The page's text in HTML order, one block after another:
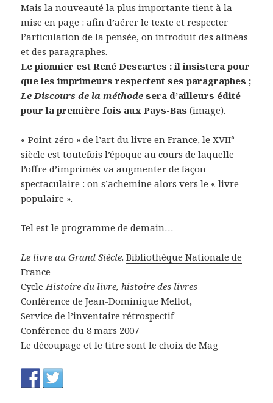
Mais la nouveauté la plus importante tient à la
mise en page : afin d’aérer le texte et respecter
l’articulation de la pensée, on introduit des alinéas
et des paragraphes.
Le pionnier est René Descartes : il insistera pour
que les imprimeurs respectent ses paragraphes ;
Le Discours de la méthode sera d’ailleurs édité
pour la première fois aux Pays-Bas (image).
« Point zéro » de l’art du livre en France, le XVII°
siècle est toutefois l’époque au cours de laquelle
l’offre d’imprimés va augmenter de façon
spectaculaire : on s’achemine alors vers le « livre
populaire ».
Tel est le programme de demain…
Le livre au Grand Siècle.Bibliothèque Nationale de
France
CycleHistoire du livre, histoire des livres
Conférence de Jean-Dominique Mellot,
Service de l’inventaire rétrospectif
Conférence du 8 mars 2007
Le découpage et le titre sont le choix de Mag